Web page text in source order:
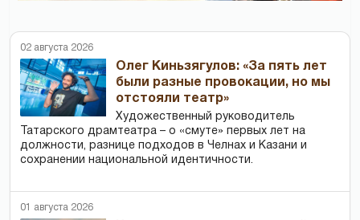
02 августа 2026
Олег Киньзягулов: «За пять лет
были разные провокации, но мы
отстояли театр»
Художественный руководитель
Татарского драмтеатра – о «смуте» первых лет на
должности, разнице подходов в Челнах и Казани и
сохранении национальной идентичности.
01 августа 2026